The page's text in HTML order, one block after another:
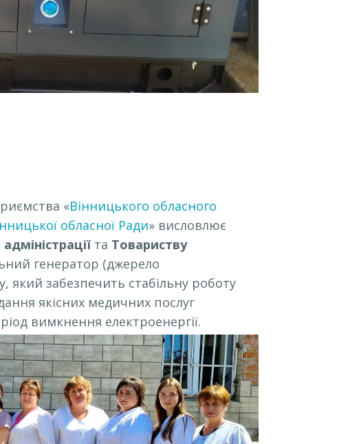
«Вінницького обласного
обласної Ради» висловлює
та Товариству
генератор (джерело
який забезпечить стабільну роботу
якісних медичних послуг
вимкнення електроенергії.